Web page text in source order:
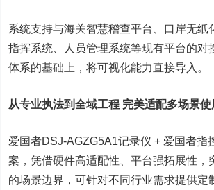
系统支持与海关智慧稽查平台、口岸无纸
指挥系统、人员管理系统等现有平台的对
体系的基础上，将可视化能力直接导入。
从专业执法到全域工程 完美适配多场景使
爱国者DSJ-AGZG5A1记录仪 + 爱国者指
案，凭借硬件高适配性、平台强拓展性，
的场景边界，可针对不同行业需求提供定